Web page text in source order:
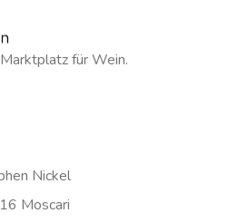
für Wein.
Nickel
Moscari